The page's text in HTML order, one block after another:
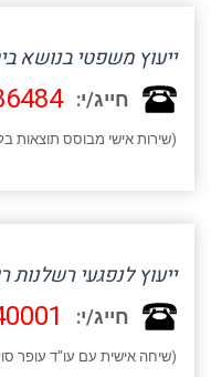
ייעוץ משפטי בנושא
חייג/י:
(שירות אישי מבוסס תוצאות
ייעוץ לנפגעי רשלנות
חייג/י:
(שיחה אישית עם עו"ד עופר